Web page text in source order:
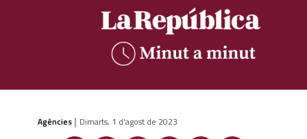
Agències | Dimarts, 1 d'agost de 2023